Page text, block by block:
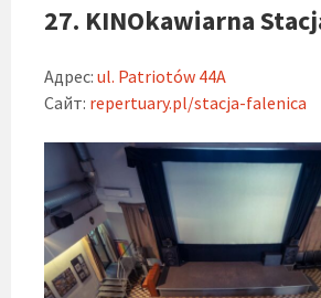
27. KINOkawiarna
Адрес: ul. Patriotów 44A
Сайт: repertuary.pl/stacja-falenica